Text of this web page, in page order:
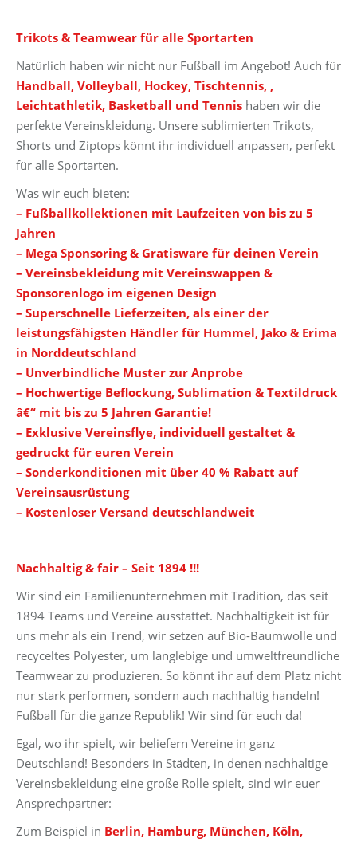
Trikots & Teamwear für alle Sportarten
Natürlich haben wir nicht nur Fußball im Angebot! Auch für
Handball, Volleyball, Hockey, Tischtennis, ,
Leichtathletik, Basketball und Tennis haben wir die
perfekte Vereinskleidung. Unsere sublimierten Trikots,
Shorts und Ziptops könnt ihr individuell anpassen, perfekt
für alle Sportarten.
Was wir euch bieten:
– Fußballkollektionen mit Laufzeiten von bis zu 5
Jahren
– Mega Sponsoring & Gratisware für deinen Verein
– Vereinsbekleidung mit Vereinswappen &
Sponsorenlogo im eigenen Design
– Superschnelle Lieferzeiten, als einer der
leistungsfähigsten Händler für Hummel, Jako & Erima
in Norddeutschland
– Unverbindliche Muster zur Anprobe
– Hochwertige Beflockung, Sublimation & Textildruck
â€“ mit bis zu 5 Jahren Garantie!
– Exklusive Vereinsflye, individuell gestaltet &
gedruckt für euren Verein
– Sonderkonditionen mit über 40 % Rabatt auf
Vereinsausrüstung
– Kostenloser Versand deutschlandweit
Nachhaltig & fair – Seit 1894 !!!
Wir sind ein Familienunternehmen mit Tradition, das seit
1894 Teams und Vereine ausstattet. Nachhaltigkeit ist für
uns mehr als ein Trend, wir setzen auf Bio-Baumwolle und
recyceltes Polyester, um langlebige und umweltfreundliche
Teamwear zu produzieren. So könnt ihr auf dem Platz nicht
nur stark performen, sondern auch nachhaltig handeln!
Fußball für die ganze Republik! Wir sind für euch da!
Egal, wo ihr spielt, wir beliefern Vereine in ganz
Deutschland! Besonders in Städten, in denen nachhaltige
Vereinsbekleidung eine große Rolle spielt, sind wir euer
Ansprechpartner:
Zum Beispiel in Berlin, Hamburg, München, Köln,